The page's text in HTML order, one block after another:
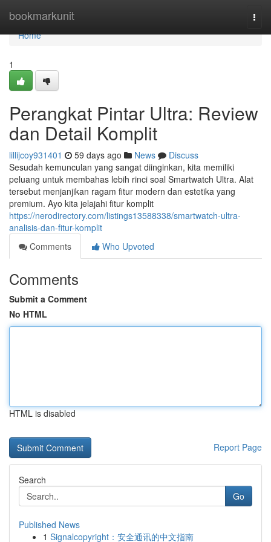
bookmarkunit
Home
Home
1
Perangkat Pintar Ultra: Review
dan Detail Komplit
lillijcoy931401 59 days ago News
Discuss
Sesudah kemunculan yang sangat diinginkan, kita memiliki
peluang untuk membahas lebih rinci soal Smartwatch Ultra. Alat
tersebut menjanjikan ragam fitur modern dan estetika yang
premium. Ayo kita jelajahi fitur komplit
https://nerodirectory.com/listings13588338/smartwatch-ultra-
analisis-dan-fitur-komplit
Comments
Who Upvoted
Comments
Submit a Comment
No HTML
HTML is disabled
Report Page
Search
Go
Published News
1 Signalcopyright：安全通讯的中文指南